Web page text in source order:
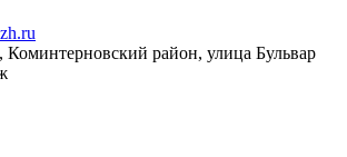
район, улица Бульвар